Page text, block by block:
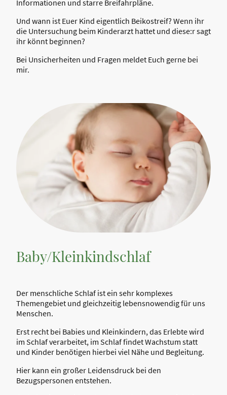
Informationen und starre Breifahrpläne.
Und wann ist Euer Kind eigentlich Beikostreif? Wenn ihr
die Untersuchung beim Kinderarzt hattet und diese:r sagt
ihr könnt beginnen?
Bei Unsicherheiten und Fragen meldet Euch gerne bei
mir.
Baby/Kleinkindschlaf
Der menschliche Schlaf ist ein sehr komplexes
Themengebiet und gleichzeitig lebensnowendig für uns
Menschen.
Erst recht bei Babies und Kleinkindern, das Erlebte wird
im Schlaf verarbeitet, im Schlaf findet Wachstum statt
und Kinder benötigen hierbei viel Nähe und Begleitung.
Hier kann ein großer Leidensdruck bei den
Bezugspersonen entstehen.